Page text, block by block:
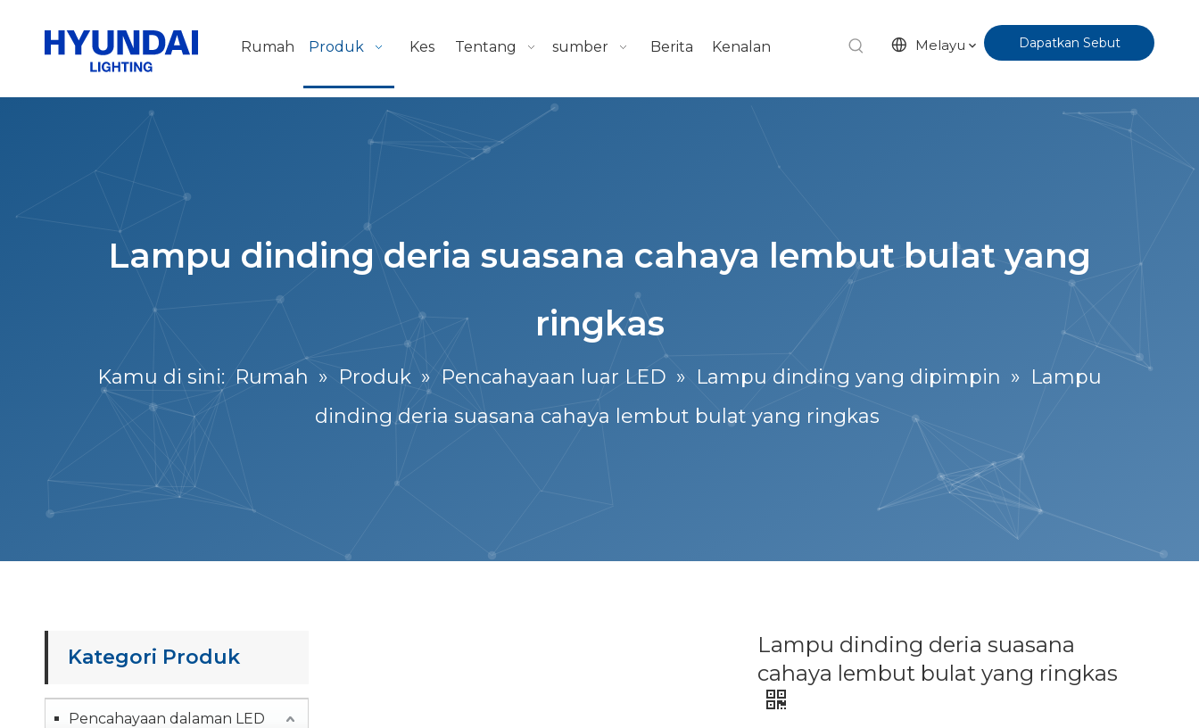
Rumah Produk Kes Tentang sumber Berita Kenalan Melayu Dapatkan Sebut
Lampu dinding deria suasana cahaya lembut bulat yang
ringkas
Kamu di sini: Rumah » Produk » Pencahayaan luar LED » Lampu dinding yang dipimpin » Lampu
dinding deria suasana cahaya lembut bulat yang ringkas
Kategori Produk
Pencahayaan dalaman LED
Lampu dinding deria suasana
cahaya lembut bulat yang ringkas